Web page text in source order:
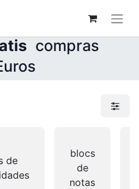
compras
de
blocs
de
notas